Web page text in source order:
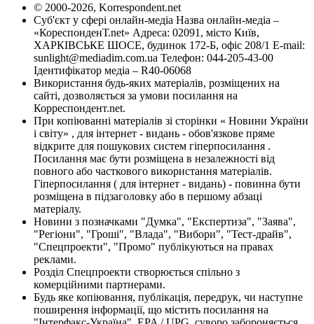
© 2000-2026, Korrespondent.net
Суб'єкт у сфері онлайн-медіа Назва онлайн-медіа –
«КореспонденТ.net» Адреса: 02091, місто Київ,
ХАРКІВСЬКЕ ШОСЕ, будинок 172-Б, офіс 208/1 E-mail:
sunlight@mediadim.com.ua Телефон: 044-205-43-00
Ідентифікатор медіа – R40-06068
Використання будь-яких матеріалів, розміщених на
сайті, дозволяється за умови посилання на
Корреспондент.net.
При копіюванні матеріалів зі сторінки « Новини України
і світу» , для інтернет - видань - обов'язкове пряме
відкрите для пошукових систем гіперпосилання .
Посилання має бути розміщена в незалежності від
повного або часткового використання матеріалів.
Гіперпосилання ( для інтернет - видань) - повинна бути
розміщена в підзаголовку або в першому абзаці
матеріалу.
Новини з позначками "Думка", "Експертиза", "Заява",
"Регіони", "Гроші", "Влада", "Вибори", "Тест-драйв",
"Спецпроекти", "Промо" публікуються на правах
реклами.
Розділ Спецпроекти створюється спільно з
комерційними партнерами.
Будь яке копіювання, публікація, передрук, чи наступне
поширення інформації, що містить посилання на